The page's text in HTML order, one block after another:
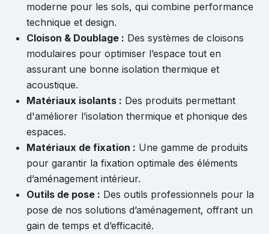
moderne pour les sols, qui combine performance
technique et design.
Cloison & Doublage : Des systèmes de cloisons
modulaires pour optimiser l’espace tout en
assurant une bonne isolation thermique et
acoustique.
Matériaux isolants : Des produits permettant
d'améliorer l’isolation thermique et phonique des
espaces.
Matériaux de fixation : Une gamme de produits
pour garantir la fixation optimale des éléments
d’aménagement intérieur.
Outils de pose : Des outils professionnels pour la
pose de nos solutions d’aménagement, offrant un
gain de temps et d’efficacité.